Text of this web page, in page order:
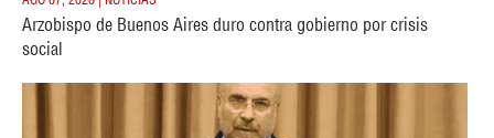
Arzobispo de Buenos Aires duro contra gobierno por crisis
social